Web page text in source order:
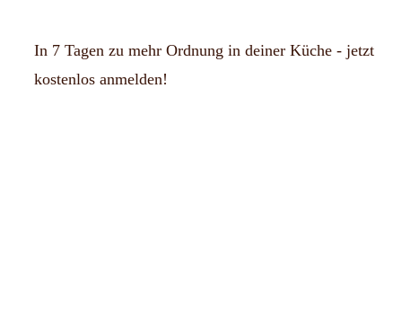
In 7 Tagen zu mehr Ordnung in deiner Küche - jetzt
kostenlos anmelden!